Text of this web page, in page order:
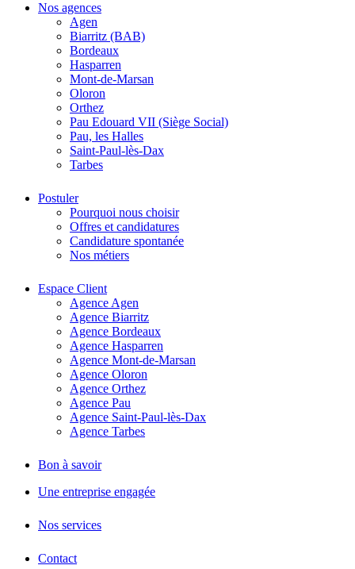
Nos agences
Agen
Biarritz (BAB)
Bordeaux
Hasparren
Mont-de-Marsan
Oloron
Orthez
Pau Edouard VII (Siège Social)
Pau, les Halles
Saint-Paul-lès-Dax
Tarbes
Postuler
Pourquoi nous choisir
Offres et candidatures
Candidature spontanée
Nos métiers
Espace Client
Agence Agen
Agence Biarritz
Agence Bordeaux
Agence Hasparren
Agence Mont-de-Marsan
Agence Oloron
Agence Orthez
Agence Pau
Agence Saint-Paul-lès-Dax
Agence Tarbes
Bon à savoir
Une entreprise engagée
Nos services
Contact